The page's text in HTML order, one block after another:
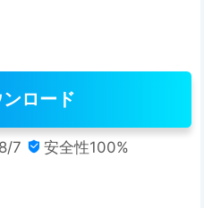
ロード
7  安全性100%